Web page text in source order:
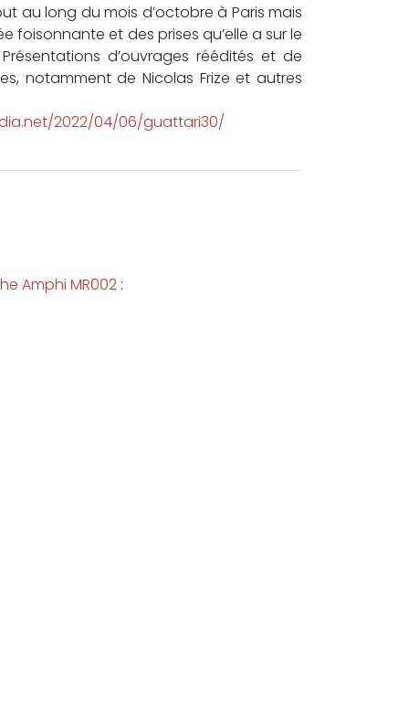
au long du mois d’octobre à Paris mais
et des prises qu’elle a sur le
d’ouvrages réédités et de
notamment de Nicolas Frize et autres
2022/04/06/guattari30/
Amphi MR002 :